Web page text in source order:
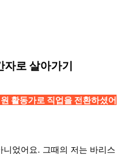
로 살아가기
활동가로 직업을 전환하셨어
었어요. 그때의 저는 바리스